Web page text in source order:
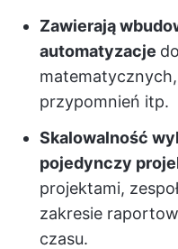
Zawierają
automatyzacje
przypomnień itp.
Skalowalność
pojedynczy
projektami,
zakresie
czasu.